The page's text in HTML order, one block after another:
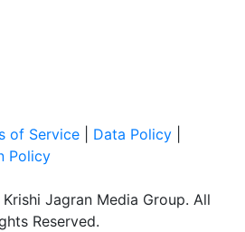
of Service Data Policy
Policy
Jagran Media Group. All
Reserved.